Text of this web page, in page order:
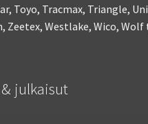
Toyo, Tracmax, Triangle,
Zeetex, Westlake, Wico, Wolf
julkaisut